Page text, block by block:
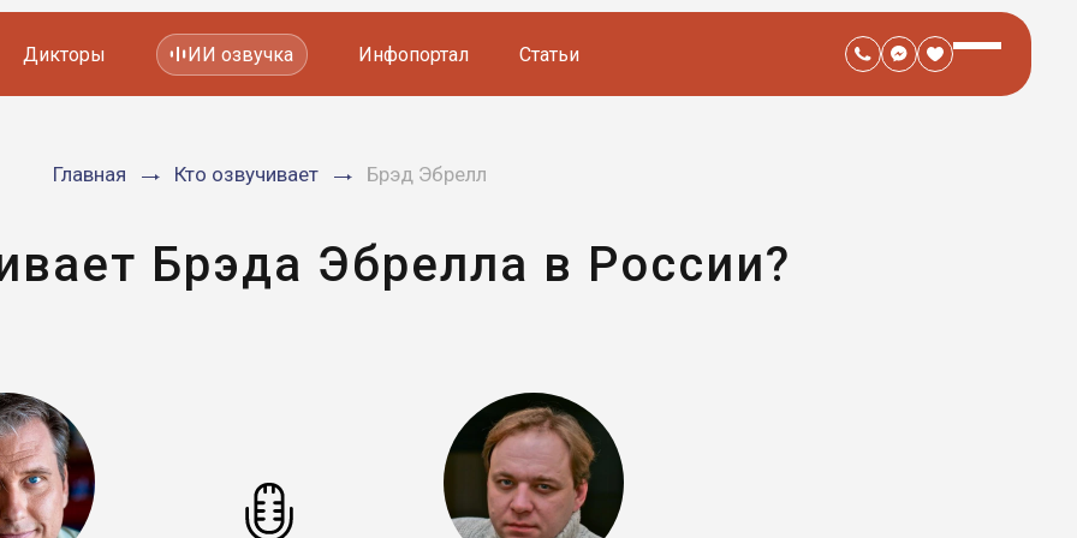
Мультфильмов
Дикторы ИИ озвучка Инфопортал Статьи
Главная Кто озвучивает Брэд Эбрелл
Брэда Эбрелла в России?